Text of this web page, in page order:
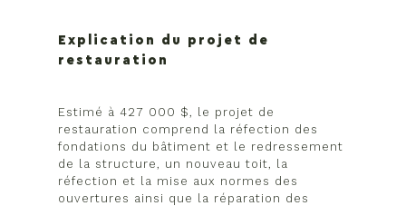
Explication du projet de
restauration
Estimé à 427 000 $, le projet de
restauration comprend la réfection des
fondations du bâtiment et le redressement
de la structure, un nouveau toit, la
réfection et la mise aux normes des
ouvertures ainsi que la réparation des